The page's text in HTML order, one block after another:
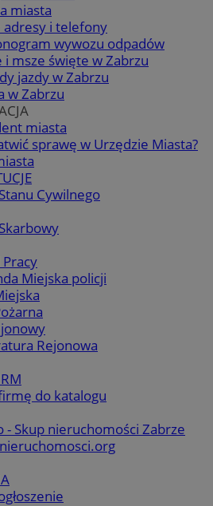
miasta
adresy i telefony
wywozu odpadów
i msze święte w Zabrzu
jazdy w Zabrzu
w Zabrzu
miasta
sprawę w Urzędzie Miasta?
Cywilnego
Pracy
Miejska policji
Rejonowa
do katalogu
- Skup nieruchomości Zabrze